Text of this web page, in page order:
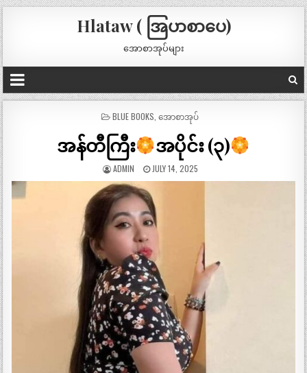
Hlataw ( အြပာစာပေ)
အောစာအုပ်များ
POSTED
BLUE BOOKS အောစာအုပ်
အန်တီကြီး အပိုင်း (၃)
ADMIN JULY 14, 2025